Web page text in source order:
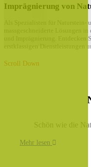
Imprägnierung von
Als Spezialisten für
massgeschneiderte Lösungen
und Imprägnierung. Entdecken
erstklassigen Dienstleistungen
Scroll Down
Schön wie die
Mehr lesen